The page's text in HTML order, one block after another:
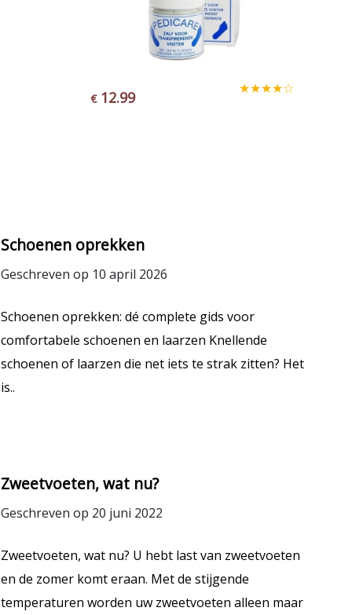
€8.99 ★★★★★
Schoenen oprekken
Geschreven op 10 april 2026
Schoenen oprekken: dé complete gids voor
comfortabele schoenen en laarzen Knellende
schoenen of laarzen die net iets te strak zitten? Het
is..
Zweetvoeten, wat nu?
Geschreven op 20 juni 2022
Zweetvoeten, wat nu? U hebt last van zweetvoeten
en de zomer komt eraan. Met de stijgende
temperaturen worden uw zweetvoeten alleen maar